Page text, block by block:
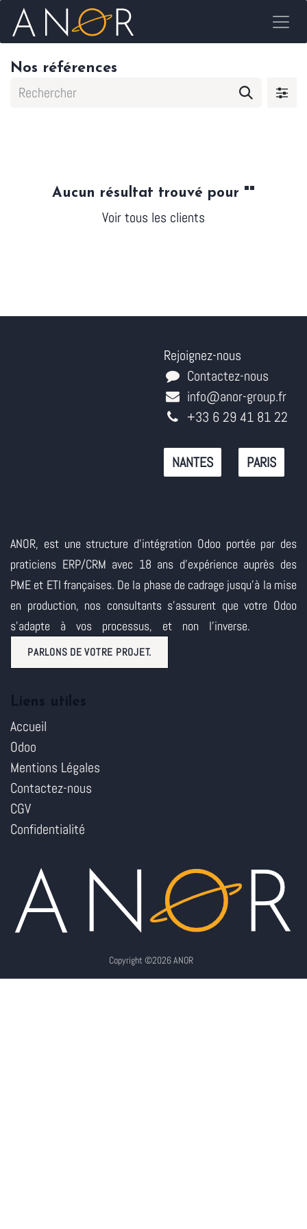
Se rendre au contenu
Nos références
Aucun résultat trouvé pour ""
Voir tous les clients
Rejoignez-nous
Contactez-nous
info@anor-group.fr
+33 6 29 41 81 22
NANTES PARIS
ANOR, est une structure d'intégration Odoo portée par des
praticiens ERP/CRM avec 18 ans d'expérience auprès des
PME et ETI françaises. De la phase de cadrage jusqu'à la mise
en production, nos consultants s'assurent que votre Odoo
s'adapte à vos processus, et non l'inverse.
PARLONS DE VOTRE PROJET.
Accueil
Odoo
Mentions Légales
Contactez-nous
CGV
Confidentialité
Copyright ©2026 ANOR